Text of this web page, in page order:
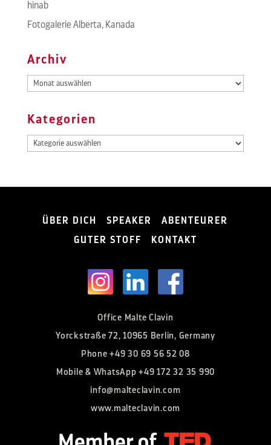
hinab
Fotogalerie Alberta, Kanada
Archiv
Archiv
Kategorien
Kategorien
ÜBER DICH SPEAKER
ABENTEURER
GUTER STOFF
KONTAKT
Office Malte Clavin
Yorckstraße 72, 10965 Berlin, Germany
Phone+49 30 69 56 52 08
Mobile & WhatsApp+49 172 32 35 990
info@malteclavin.com
www.malteclavin.com